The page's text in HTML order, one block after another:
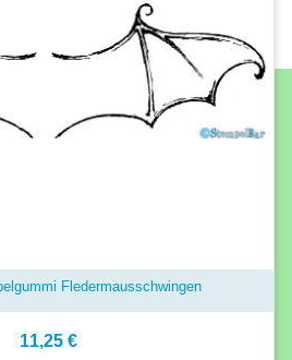
Fledermausschwingen
11,25 €